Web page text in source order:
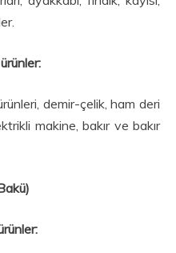
demir-çelik, ham deri
makine, bakır ve bakır